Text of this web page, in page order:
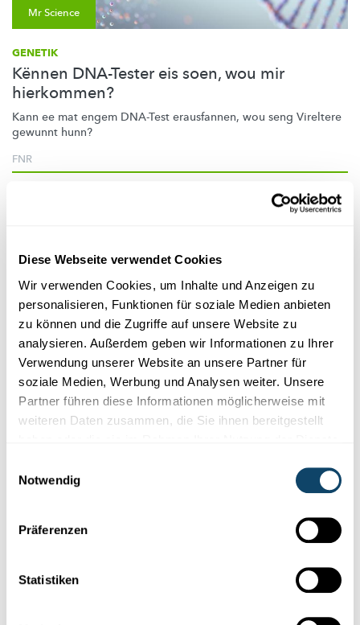
Diese Webseite verwendet Cookies
Wir verwenden Cookies, um Inhalte und Anzeigen zu
personalisieren, Funktionen für soziale Medien anbieten
zu können und die Zugriffe auf unsere Website zu
analysieren. Außerdem geben wir Informationen zu Ihrer
Verwendung unserer Website an unsere Partner für
soziale Medien, Werbung und Analysen weiter. Unsere
Partner führen diese Informationen möglicherweise mit
weiteren Daten zusammen, die Sie ihnen bereitgestellt
Notwendig
Präferenzen
Statistiken
Mr Science
GENETIK
Kënnen DNA-Tester eis soen, wou mir
hierkommen?
Kann ee mat engem DNA-Test erausfannen, wou seng Vireltere
gewunnt hunn?
FNR
Wissenschaft in der Gesellschaft
REPRÄSENTATIVE FNR-UMFRAGE
Vertrauen der Bevölkerung in die
Wie bewerten die Luxemburger die Rolle der Wissenschaft in
derCovid-Pandemie?
Wie hoch ist das Interesse an der
FNR